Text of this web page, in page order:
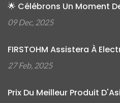
🌟 Célébrons Un Moment
09 Dec, 2025
FIRSTOHM Assistera À
27 Feb, 2025
Prix Du Meilleur Produit